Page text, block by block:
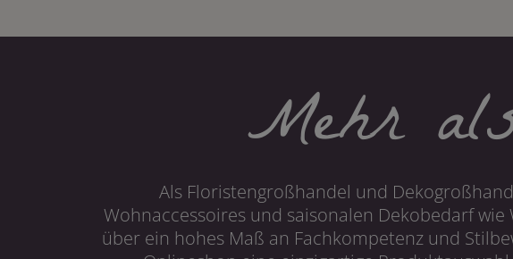
Mehr
Als Floristengroßhandel und
Wohnaccessoires und saisonalen Dekobedarf
über ein hohes Maß an Fachkompetenz und